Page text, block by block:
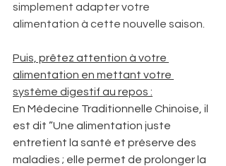
simplement adapter votre
alimentation à cette nouvelle saison.
Puis, prêtez attention à votre
alimentation en mettant votre
système digestif au repos :
En Médecine Traditionnelle Chinoise, il
est dit ”Une alimentation juste
entretient la santé et préserve des
maladies ; elle permet de prolonger la